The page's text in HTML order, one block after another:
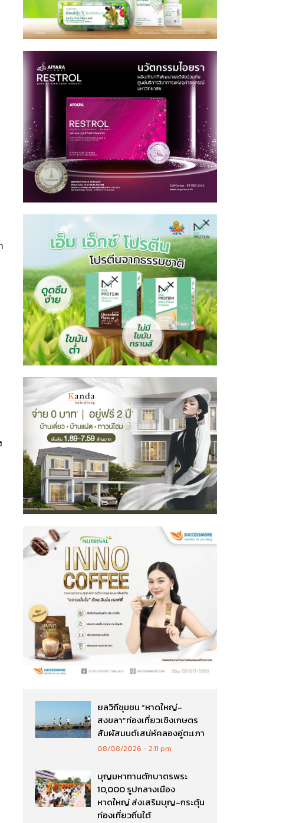
ยลวิถีชุมชน “หาดใหญ่-
สงขลา”ท่องเที่ยวเชิงเกษตร
สัมผัสมนต์เสน่ห์คลองอู่ตะเภา
08/08/2026 2:11 pm
บุญมหาทานตักบาตรพระ
10,000 รูปกลางเมือง
หาดใหญ่ ส่งเสริมบุญ-กระตุ้น
ท่องเที่ยวถิ่นใต้